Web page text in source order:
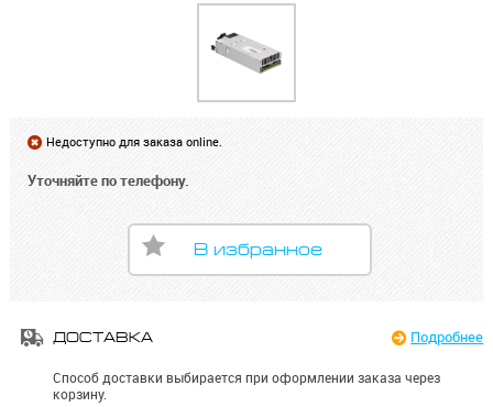
Недоступно для заказа online.
Уточняйте по телефону.
В избранное
ДОСТАВКА Подробнее
Способ доставки выбирается при оформлении заказа через
корзину.